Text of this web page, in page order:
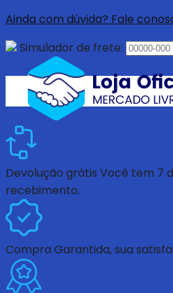
Ainda com dúvida? Fale
Simulador de frete:
Devolução grátis Você tem 7
recebimento.
Compra Garantida, sua